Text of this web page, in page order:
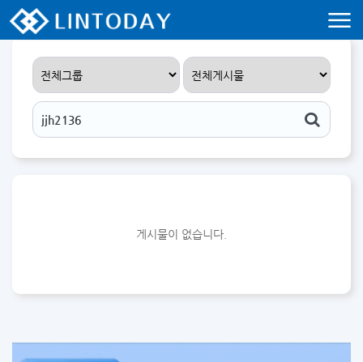
리니지 프리서버 홍보 및 프리서버 홍보 커뮤니티 사이트 린투데이 입니다.
게시물이 없습니다.